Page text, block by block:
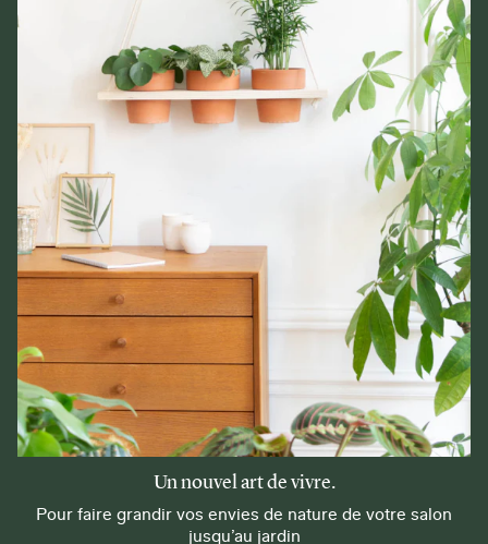
Un nouvel art de vivre.
Pour faire grandir vos envies de nature de votre salon
jusqu’au jardin